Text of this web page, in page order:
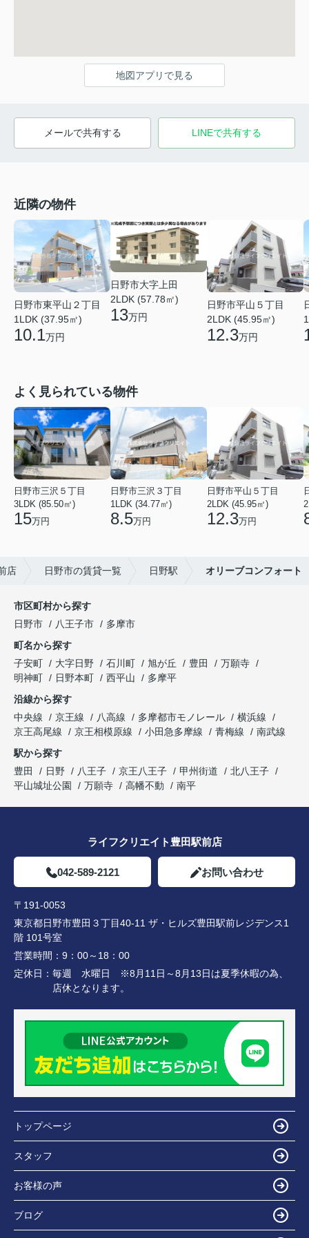
地図アプリで見る
メールで共有する LINEで共有する
近隣の物件
日野市東平山２丁目
1LDK (37.95㎡)
10.1万円
日野市大字上田
2LDK (57.78㎡)
13万円
日野市平山５丁目
2LDK (45.95㎡)
12.3万円
よく見られている物件
日野市三沢５丁目
3LDK (85.50㎡)
15万円
日野市三沢３丁目
1LDK (34.77㎡)
8.5万円
日野市平山５丁目
2LDK (45.95㎡)
12.3万円
店 日野市の賃貸一覧 日野駅 オリーブコンフォート
市区町村から探す
日野市
八王子市
多摩市
町名から探す
子安町
大字日野 石川町 旭が丘 豊田
万願寺
明神町
日野本町 西平山
多摩平
沿線から探す
中央線
京王線 八高線 多摩都市モノレール
横浜線
京王高尾線
京王相模原線 小田急多摩線 青梅線
南武線
駅から探す
豊田
日野 八王子 京王八王子 甲州街道
北八王子
平山城址公園
万願寺 高幡不動 南平
ライフクリエイト豊田駅前店
042-589-2121 お問い合わせ
〒191-0053
東京都日野市豊田３丁目40-11 ザ・ヒルズ豊田駅前レジデンス1
階 101号室
営業時間： 9：00～18：00
定休日： 毎週 水曜日 ※8月11日～8月13日は夏季休暇の為、
店休となります。
トップページ
スタッフ
お客様の声
ブログ